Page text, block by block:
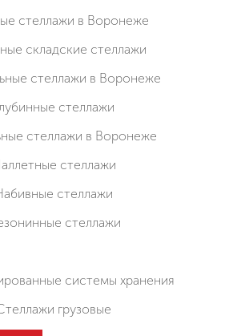
стеллажи в Воронеже
складские стеллажи
стеллажи в Воронеже
стеллажи
стеллажи в Воронеже
стеллажи
стеллажи
стеллажи
системы хранения
грузовые